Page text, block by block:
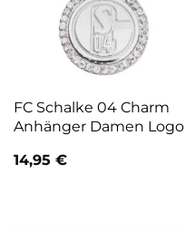
FC Schalke 04 Charm
Anhänger Damen Logo
14,95 €